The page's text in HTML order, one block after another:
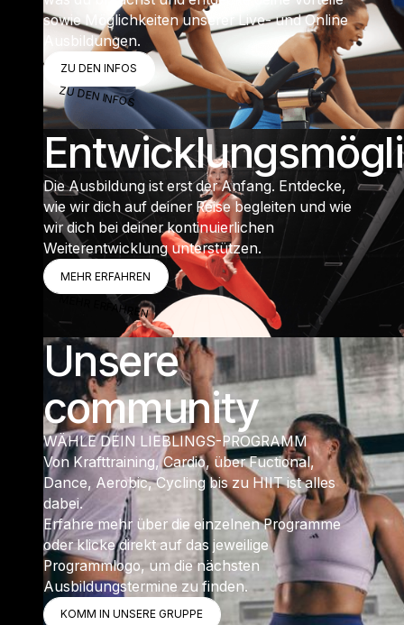
sowie Möglichkeiten unserer Live- und Online
Ausbildungen.
ZU DEN INFOS
ZU DEN INFOS
ZU DEN INFOS
Die Ausbildung ist erst der Anfang. Entdecke,
wie wir dich auf deiner Reise begleiten und wie
wir dich bei deiner kontinuierlichen
Weiterentwicklung unterstützen.
MEHR ERFAHREN
MEHR ERFAHREN
MEHR ERFAHREN
Unsere
community
WÄHLE DEIN LIEBLINGS-PROGRAMM
Von Krafttraining, Cardio, über Fuctional,
Dance, Aerobic, Cycling bis zu HIIT ist alles
dabei.
Erfahre mehr über die einzelnen Programme
oder klicke direkt auf das jeweilige
Programmlogo, um die nächsten
Ausbildungstermine zu finden.
KOMM IN UNSERE GRUPPE
KOMM IN UNSERE GRUPPE